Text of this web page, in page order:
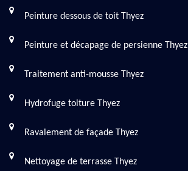
Peinture dessous de toit Thyez
Peinture et décapage de persienne Thyez
Traitement anti-mousse Thyez
Hydrofuge toiture Thyez
Ravalement de façade Thyez
Nettoyage de terrasse Thyez